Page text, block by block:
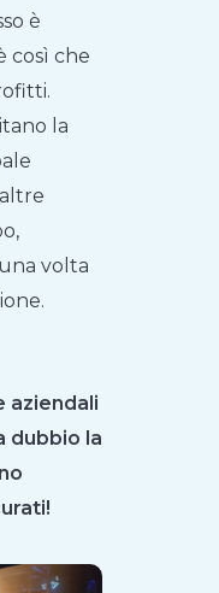
è
così che
la
volta
aziendali
dubbio la